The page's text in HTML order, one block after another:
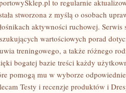
to regularnie
stworzona z myślą o osobach
aktywności ruchowej.
wartościowych porad
treningowego, a także różnego
bogatej bazie treści każdy
pomogą mu w wyborze
Testy i recenzje produktów i